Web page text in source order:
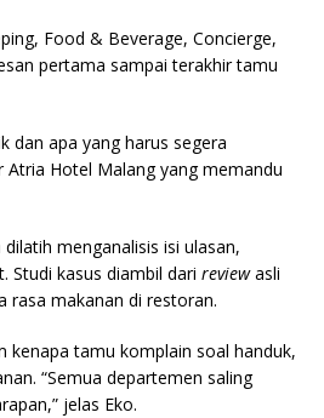
Food & Beverage, Concierge,
pertama sampai terakhir tamu
dan apa yang harus segera
Hotel Malang yang memandu
menganalisis isi ulasan,
Studi kasus diambil dari reviewasli
rasa makanan di restoran.
kenapa tamu komplain soal handuk,
“Semua departemen saling
jelas Eko.